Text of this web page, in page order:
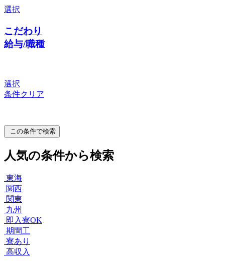
選択
こだわり
給与/職種
選択
条件クリア
この条件で検索
人気の条件から検索
東海
関西
関東
九州
即入寮OK
期間工
寮あり
高収入